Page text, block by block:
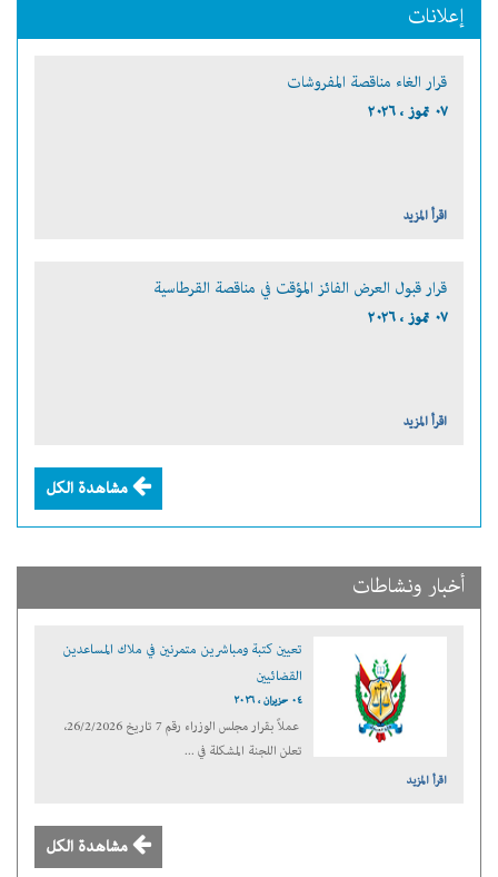
إعلانات
قرار الغاء مناقصة المفروشات
٠٧ تموز ، ٢٠٢٦
اقرأ المزيد
قرار قبول العرض الفائز المؤقت في مناقصة القرطاسية
٠٧ تموز ، ٢٠٢٦
اقرأ المزيد
مشاهدة الكل
أخبار ونشاطات
تعيين كتبة ومباشرين متمرنين في ملاك المساعدين
القضائيين
٠٤ حزيران ، ٢٠٢٦
عملاً بقرار مجلس الوزراء رقم 7 تاريخ 26/2/2026،
تعلن اللجنة المشكلة في ...
اقرأ المزيد
مشاهدة الكل